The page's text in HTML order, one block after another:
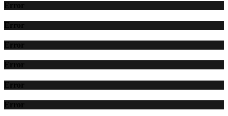
Error
Error
Error
Error
Error
Error